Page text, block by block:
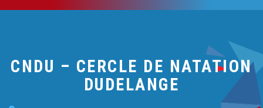
CNDU – CERCLE DE NATATION
DUDELANGE